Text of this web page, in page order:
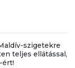
szigetekre
teljes ellátással,
ért!